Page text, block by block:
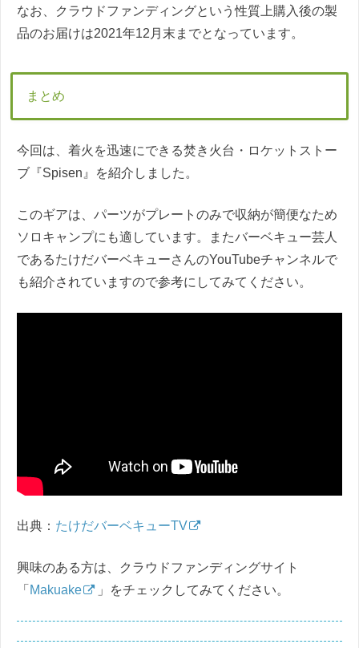
なお、クラウドファンディングという性質上購入後の製
品のお届けは2021年12月末までとなっています。
まとめ
今回は、着火を迅速にできる焚き火台・ロケットストー
ブ『Spisen』を紹介しました。
このギアは、パーツがプレートのみで収納が簡便なため
ソロキャンプにも適しています。またバーベキュー芸人
であるたけだバーベキューさんのYouTubeチャンネルで
も紹介されていますので参考にしてみてください。
出典： たけだバーベキューTV
興味のある方は、クラウドファンディングサイト
「 Makuake 」をチェックしてみてください。